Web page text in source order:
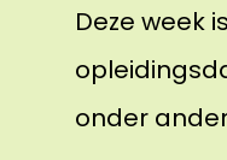
Deze week
onder